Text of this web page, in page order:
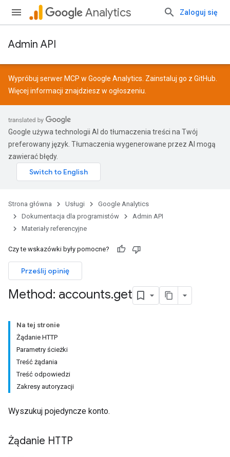
Analytics Zaloguj się
Admin API
Wypróbuj serwer MCP w Google Analytics. Zainstaluj go z GitHub
Więcej informacji znajdziesz w ogłoszeniu
Google używa technologii AI do tłumaczenia treści na Twój
preferowany język. Tłumaczenia wygenerowane przez AI mogą
zawierać błędy.
Strona główna Usługi
Google Analytics
Dokumentacja dla programistów
Admin API
Materiały referencyjne
Czy te wskazówki były pomocne?
Prześlij opinię
Method: accounts.get
Na tej stronie
Żądanie HTTP
Parametry ścieżki
Treść żądania
Treść odpowiedzi
Zakresy autoryzacji
Wyszukuj pojedyncze konto.
Żądanie HTTP